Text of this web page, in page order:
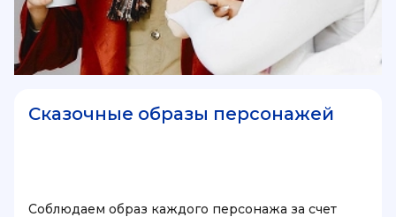
Сказочные образы персонажей
Соблюдаем образ каждого персонажа за счет